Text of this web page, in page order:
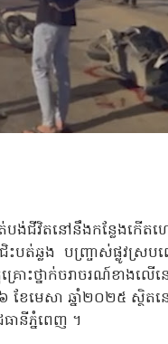
ង់ជីវិតនៅនឹងកន្លែងកើតហ
បត់ឆ្លង បញ្រ្ចាស់ផ្លូវស្រ
ថ្នាក់ចរាចរណ៍ខាងលើនេះ
ែមេសា ឆ្នាំ២០២៥ ស្ថិត
ធានីភ្នំពេញ ។